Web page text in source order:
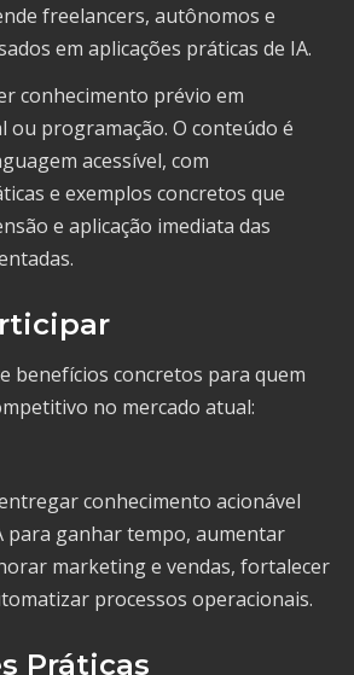
freelancers, autônomos e
em aplicações práticas de IA.
conhecimento prévio em
ou programação. O conteúdo é
acessível, com
e exemplos concretos que
e aplicação imediata das
benefícios concretos para quem
no mercado atual:
conhecimento acionável
para ganhar tempo, aumentar
marketing e vendas, fortalecer
processos operacionais.
Práticas